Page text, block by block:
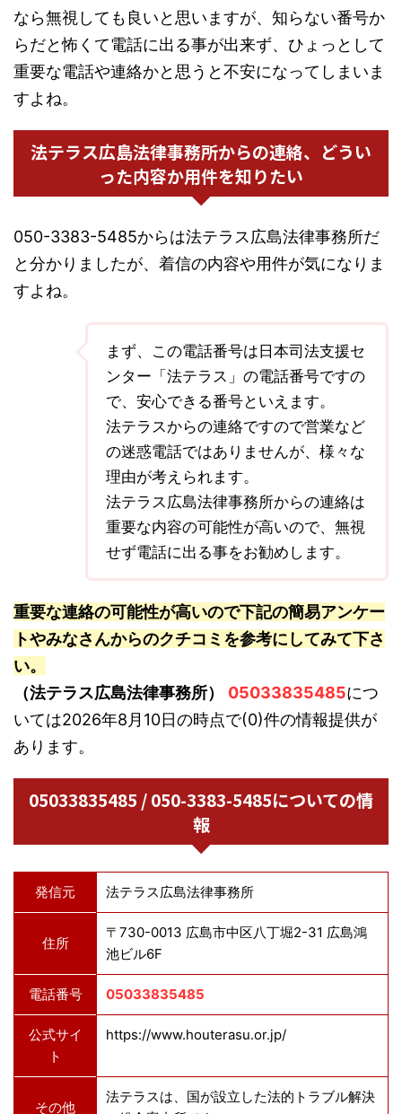
なら無視しても良いと思いますが、知らない番号か
らだと怖くて電話に出る事が出来ず、ひょっとして
重要な電話や連絡かと思うと不安になってしまいま
すよね。
法テラス広島法律事務所からの連絡、どうい
った内容か用件を知りたい
050-3383-5485からは法テラス広島法律事務所だ
と分かりましたが、着信の内容や用件が気になりま
すよね。
まず、この電話番号は日本司法支援セ
ンター「法テラス」の電話番号ですの
で、安心できる番号といえます。
法テラスからの連絡ですので営業など
の迷惑電話ではありませんが、様々な
理由が考えられます。
法テラス広島法律事務所からの連絡は
重要な内容の可能性が高いので、無視
せず電話に出る事をお勧めします。
重要な連絡の可能性が高いので下記の簡易アンケー
トやみなさんからのクチコミを参考にしてみて下さ
い。
（法テラス広島法律事務所）
05033835485につ
いては2026年8月10日の時点で(0)件の情報提供が
あります。
05033835485 / 050-3383-5485についての情
報
発信元 法テラス広島法律事務所
住所
〒730-0013 広島市中区八丁堀2-31 広島鴻
池ビル6F
電話番号 05033835485
公式サイ
ト
https://www.houterasu.or.jp/
その他
法テラスは、国が設立した法的トラブル解決